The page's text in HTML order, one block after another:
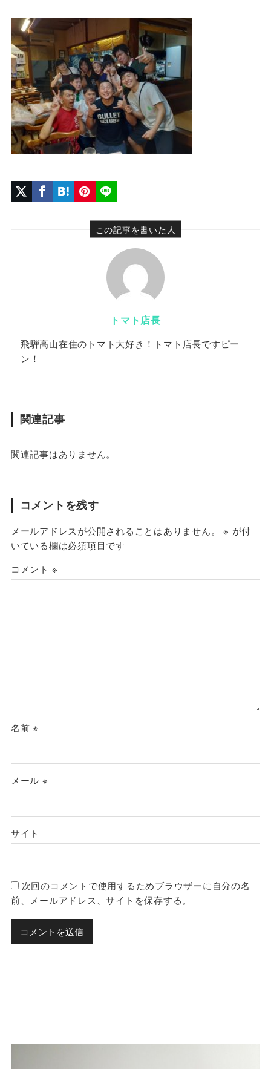
この記事を書いた人
トマト店長
飛騨高山在住のトマト大好き！トマト店長ですピー
ン！
関連記事
関連記事はありません。
コメントを残す
メールアドレスが公開されることはありません。 ※ が付
いている欄は必須項目です
コメント ※
名前※
メール ※
サイト
次回のコメントで使用するためブラウザーに自分の名
前、メールアドレス、サイトを保存する。